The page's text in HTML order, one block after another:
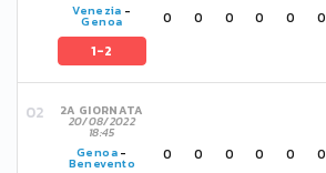
Venezia -
Genoa
1-2
0 0 0 0 0 0
2A GIORNATA
20/08/2022
18:45
Genoa-
Benevento 0 0 0 0 0 0